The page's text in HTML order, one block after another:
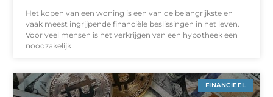
Het kopen van een woning is een van de belangrijkste en
vaak meest ingrijpende financiële beslissingen in het leven.
Voor veel mensen is het verkrijgen van een hypotheek een
noodzakelijk
FINANCIEEL